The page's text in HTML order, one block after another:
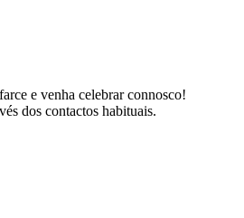
e venha celebrar connosco!
dos contactos habituais.